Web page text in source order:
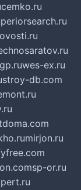
cemko.ru
wes-ex.ru
stroy-db.com
mirjon.ru
sp-or.ru